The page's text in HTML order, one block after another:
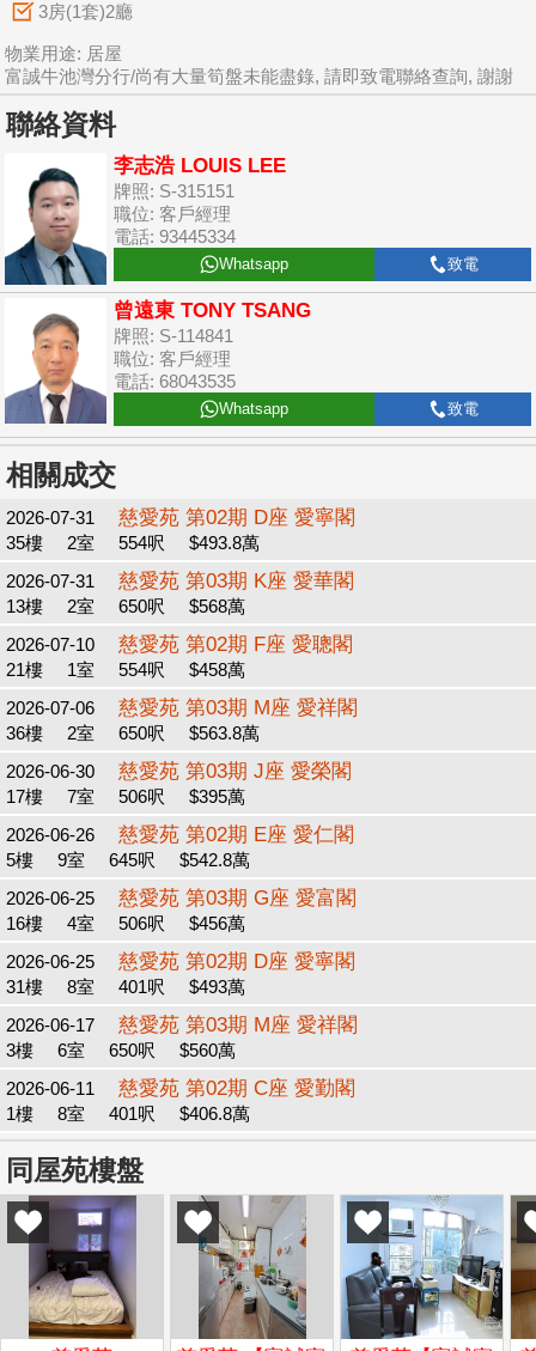
3房(1套)2廳
物業用途: 居屋
富誠牛池灣分行/尚有大量筍盤未能盡錄, 請即致電聯絡查詢, 謝謝
聯絡資料
李志浩 LOUIS LEE
牌照: S-315151
職位: 客戶經理
電話: 93445334
Whatsapp 致電
曾遠東 TONY TSANG
牌照: S-114841
職位: 客戶經理
電話: 68043535
Whatsapp 致電
相關成交
2026-07-31 慈愛苑 第02期 D座 愛寧閣
35樓 2室 554呎
$493.8萬
2026-07-31
慈愛苑 第03期 K座 愛華閣
13樓 2室 650呎
$568萬
2026-07-10
慈愛苑 第02期 F座 愛聰閣
21樓 1室 554呎
$458萬
2026-07-06
慈愛苑 第03期 M座 愛祥閣
36樓 2室 650呎
$563.8萬
2026-06-30
慈愛苑 第03期 J座 愛榮閣
17樓 7室 506呎
$395萬
2026-06-26
慈愛苑 第02期 E座 愛仁閣
5樓 9室 645呎
$542.8萬
2026-06-25
慈愛苑 第03期 G座 愛富閣
16樓 4室 506呎
$456萬
2026-06-25
慈愛苑 第02期 D座 愛寧閣
31樓 8室 401呎
$493萬
2026-06-17
慈愛苑 第03期 M座 愛祥閣
3樓 6室 650呎
$560萬
2026-06-11
慈愛苑 第02期 C座 愛勤閣
1樓 8室 401呎 $406.8萬
同屋苑樓盤